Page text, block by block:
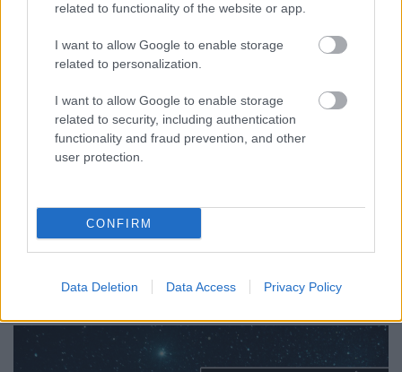
related to functionality of the website or app.
I want to allow Google to enable storage
related to personalization.
I want to allow Google to enable storage
related to security, including authentication
functionality and fraud prevention, and other
user protection.
CONFIRM
Data Deletion Data Access Privacy Policy
Szentmártoni Béla, "a mély-ég
apostola" | Orha Zoltán
Sokolébresztő•2026. április 09.
Adásunkban – az adás elején jelentkező technikai
amatőrcsillagászra, az 55 éves Albireo
Amatörcsillagász Klub alapítójára emlékezünk
munkásságának avatott ismerőjével, visszatérő